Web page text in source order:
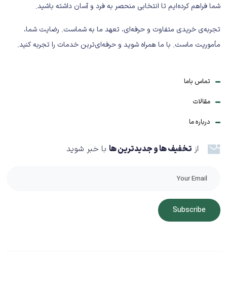
شما فراهم کرده‌ایم تا انتخابی منحصر به فرد و آسان داشته باشید.
تجربه‌ی خریدی متفاوت و حرفه‌ای، تعهد ما به شماست. رضایت شما،
مأموریت ماست. با ما همراه شوید و حرفه‌ای‌ترین خدمات را تجربه کنید.
تماس باما
مقالات
درباره ما
از تخفیف ها و جدیدترین ها با خبر شوید
Subscribe